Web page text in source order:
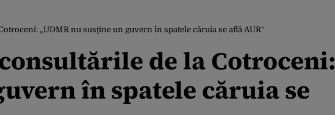
„UDMR nu susţine un guvern în spatele căruia se află AUR”
de la Cotroceni:
în spatele căruia se